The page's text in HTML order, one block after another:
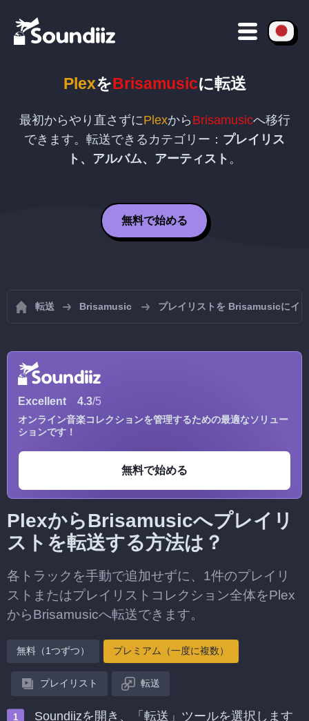
PlexをBrisamusicに転送
最初からやり直さずにPlexから Brisamusicへ移行
できます。転送できるカテゴリー： プレイリス
ト、アルバム、アーティスト 。
無料で始める
転送 Brisamusic プレイリストを Brisamusicにイ
Excellent 4.3/5
オンライン音楽コレクションを管理するための最適なソリュー
ションです！
無料で始める
PlexからBrisamusicへプレイリ
ストを転送する方法は？
各トラックを手動で追加せずに、1件のプレイリ
ストまたはプレイリストコレクション全体をPlex
からBrisamusicへ転送できます。
無料（1つずつ） プレミアム（一度に複数）
プレイリスト 転送
Soundiizを開き、「転送」ツールを選択します